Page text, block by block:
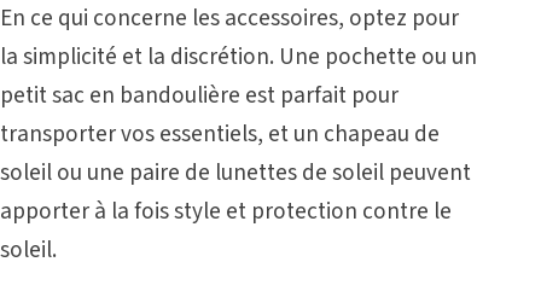
En ce qui concerne les accessoires, optez pour
la simplicité et la discrétion. Une pochette ou un
petit sac en bandoulière est parfait pour
transporter vos essentiels, et un chapeau de
soleil ou une paire de lunettes de soleil peuvent
apporter à la fois style et protection contre le
soleil.